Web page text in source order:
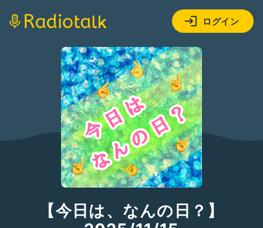
ログイン
【今日は、なんの日？】